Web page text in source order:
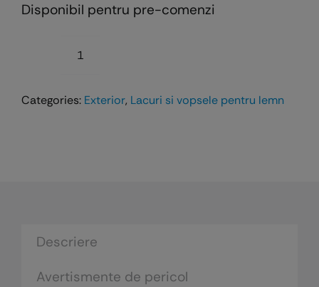
Disponibil pentru pre-comenzi
Cantitate
Platin
Categories: Exterior, Lacuri si vopsele pentru lemn
Descriere
Avertismente de pericol